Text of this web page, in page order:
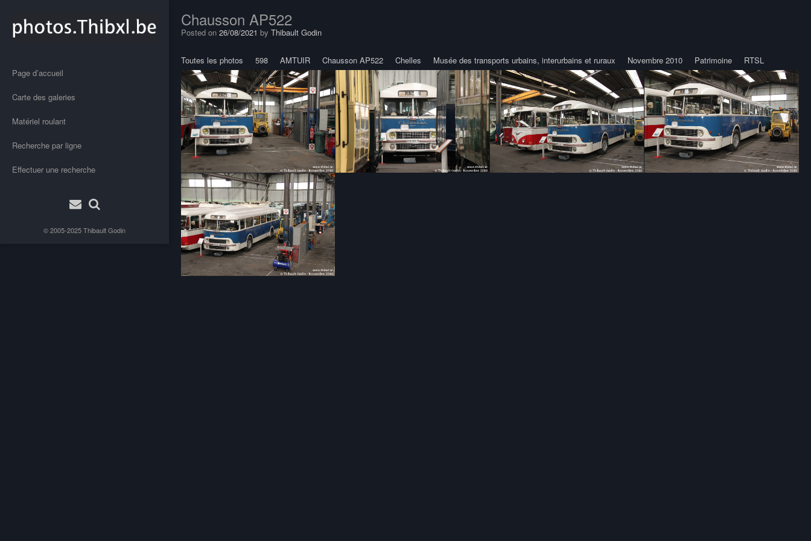
Page d’accueil
Carte des galeries
Matériel roulant
Recherche par ligne
Effectuer une recherche
© 2005-2025Thibault Godin
Chausson AP522
Posted on 26/08/2021 by Thibault Godin
Toutes les photos 598 AMTUIR Chausson AP522 Chelles Musée des transports urbains, interurbains et ruraux Novembre 2010 Patrimoine RTSL